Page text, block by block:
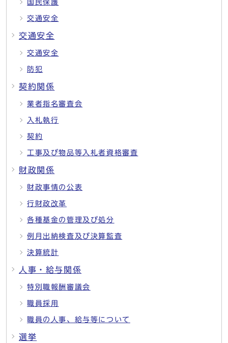
国民保護
交通安全
交通安全
交通安全
防犯
契約関係
業者指名審査会
入札執行
契約
工事及び物品等入札者資格審査
財政関係
財政事情の公表
行財政改革
各種基金の管理及び処分
例月出納検査及び決算監査
決算統計
人事・給与関係
特別職報酬審議会
職員採用
職員の人事、給与等について
選挙